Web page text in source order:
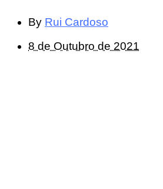
By Rui Cardoso
8 de Outubro de 2021